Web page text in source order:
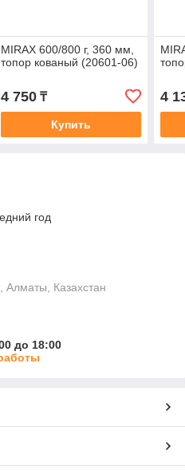
MIRAX 600/800 г, 360 мм,
топор кованый (20601-06)
4 750₸
Купить
4
год
Алматы, Казахстан
до 18:00